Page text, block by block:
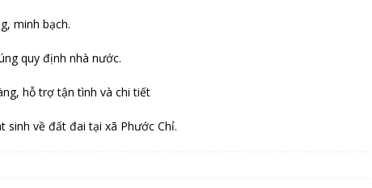
minh bạch.
quy định nhà nước.
hỗ trợ tận tình và chi tiết
sinh về đất đai tại xã Phước Chỉ.